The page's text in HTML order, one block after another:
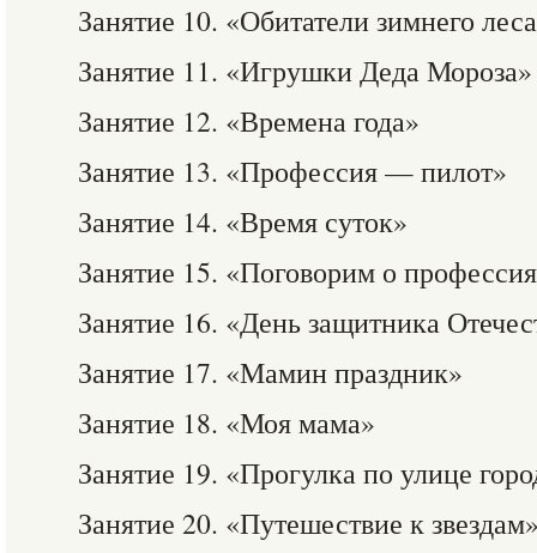
Занятие 10. «Обитатели зимнего
Занятие 11. «Игрушки Деда Мороза»
Занятие 12. «Времена года»
Занятие 13. «Профессия — пилот»
Занятие 14. «Время суток»
Занятие 15. «Поговорим о
Занятие 16. «День защитника
Занятие 17. «Мамин праздник»
Занятие 18. «Моя мама»
Занятие 19. «Прогулка по улице
Занятие 20. «Путешествие к